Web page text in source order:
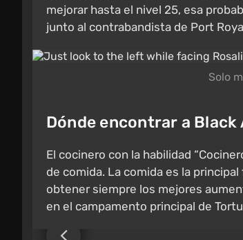
mejorar hasta el nivel 25, esa
junto al contrabandista de Port
Solo
Dónde encontrar a Black
El cocinero con la habilidad
de comida. La comida es la
obtener siempre los mejores
en el campamento principal de